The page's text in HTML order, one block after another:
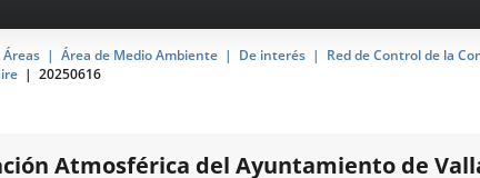
will
open
up
Áreas Área de Medio Ambiente De interés
Red de Control de la
20250616
Atmosférica del Ayuntamiento de